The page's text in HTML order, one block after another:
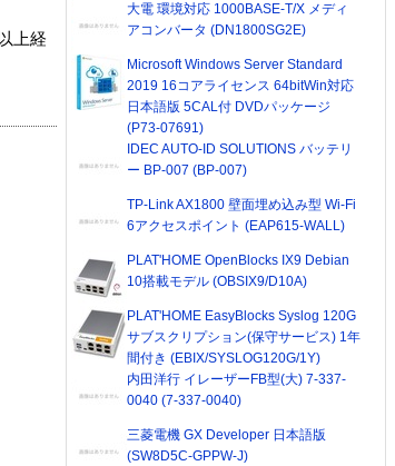
上経
大電 環境対応 1000BASE-T/X メディ
アコンバータ (DN1800SG2E)
Microsoft Windows Server Standard
2019 16コアライセンス 64bitWin対応
日本語版 5CAL付 DVDパッケージ
(P73-07691)
IDEC AUTO-ID SOLUTIONS バッテリ
ー BP-007 (BP-007)
TP-Link AX1800 壁面埋め込み型 Wi-Fi
6アクセスポイント (EAP615-WALL)
PLAT'HOME OpenBlocks IX9 Debian
10搭載モデル (OBSIX9/D10A)
PLAT'HOME EasyBlocks Syslog 120G
サブスクリプション(保守サービス) 1年
間付き (EBIX/SYSLOG120G/1Y)
内田洋行 イレーザーFB型(大) 7-337-
0040 (7-337-0040)
三菱電機 GX Developer 日本語版
(SW8D5C-GPPW-J)